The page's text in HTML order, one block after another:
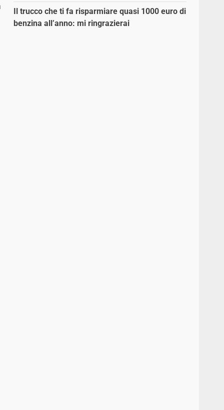
Il trucco che ti fa risparmiare quasi 1000 euro di
benzina all’anno: mi ringrazierai